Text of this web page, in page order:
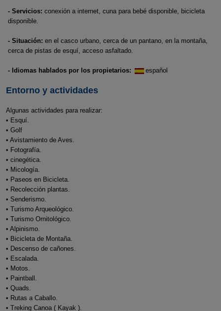
- Servicios: conexión a internet, cuna para bebé disponible, bicicleta
disponible.
- Situación: en el casco urbano, cerca de un pantano, en la montaña,
cerca de pistas de esquí, acceso asfaltado.
- Idiomas hablados por los propietarios: español
Entorno y actividades
Algunas actividades para realizar:
• Esquí.
• Golf
• Avistamiento de Aves.
• Fotografía.
• cinegética.
• Micología.
• Paseos en Bicicleta.
• Recolección plantas.
• Senderismo.
• Turismo Arqueológico.
• Turismo Ornitológico.
• Alpinismo.
• Bicicleta de Montaña.
• Descenso de cañones.
• Escalada.
• Motos.
• Paintball.
• Quads.
• Rutas a Caballo.
• Treking Canoa ( Kayak ).